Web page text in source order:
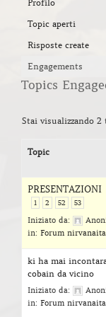
Profilo
Topic aperti
Risposte create
Engagements
Topics
Stai visualizzando
Topic
PRESENTAZIONI
1 2 52 53
Iniziato da:
in: Forum
ki ha mai
cobain da vicino
Iniziato da:
in: Forum